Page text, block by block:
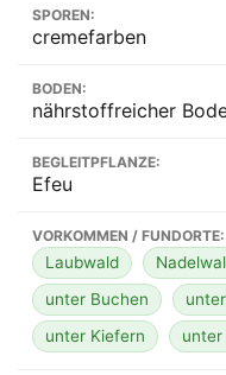
SPOREN:
cremefarben
BODEN:
nährstoffreicher
BEGLEITPFLANZE:
Efeu
VORKOMMEN / FUNDORTE:
Laubwald
unter Buchen
unter Kiefern
unter